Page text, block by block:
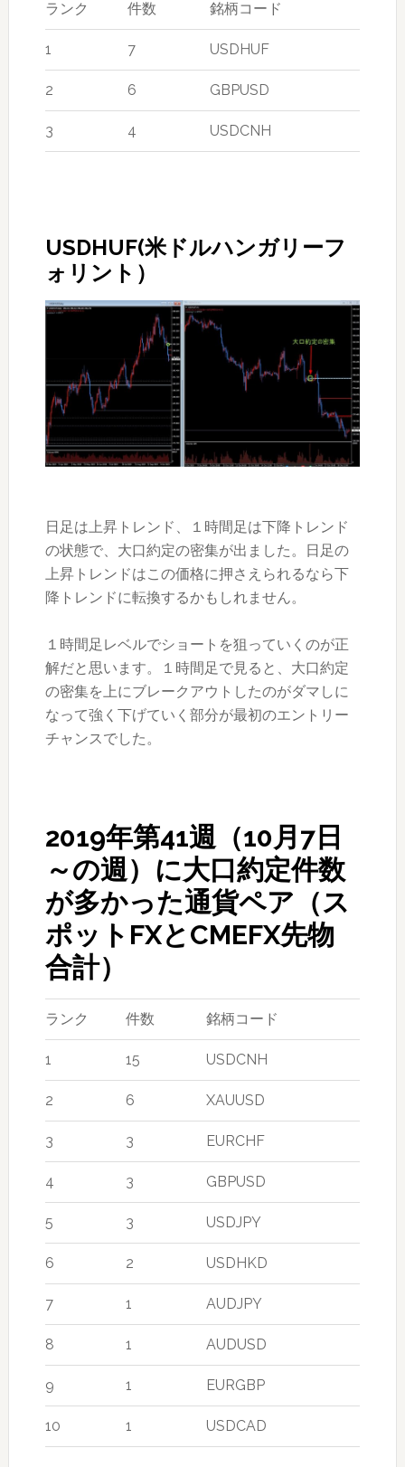
ランク 件数 銘柄コード
1 7 USDHUF
2 6 GBPUSD
3 4 USDCNH
USDHUF(米ドルハンガリーフ
ォリント）
日足は上昇トレンド、１時間足は下降トレンド
の状態で、大口約定の密集が出ました。日足の
上昇トレンドはこの価格に押さえられるなら下
降トレンドに転換するかもしれません。
１時間足レベルでショートを狙っていくのが正
解だと思います。１時間足で見ると、大口約定
の密集を上にブレークアウトしたのがダマしに
なって強く下げていく部分が最初のエントリー
チャンスでした。
2019年第41週（10月7日
～の週）に大口約定件数
が多かった通貨ペア（ス
ポットFXとCMEFX先物
合計）
ランク 件数 銘柄コード
1 15 USDCNH
2 6 XAUUSD
3 3 EURCHF
4 3 GBPUSD
5 3 USDJPY
6 2 USDHKD
7 1 AUDJPY
8 1 AUDUSD
9 1 EURGBP
10 1 USDCAD